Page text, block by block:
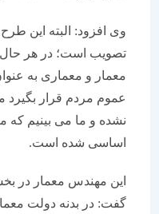
وی افزود: البته این طرح هم
تصویب است؛ در هر حال تمام
معمار و معماری به عنوان
عموم مردم قرار بگیرد
نشده و ما می بینیم که
اساسی شده است.
این مهندس معمار در بخش
گفت: در بدنه دولت